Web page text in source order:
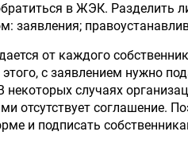
в ЖЭК. Разделить
заявления;
от каждого
с заявлением нужно
некоторых случаях
отсутствует соглашение.
и подписать